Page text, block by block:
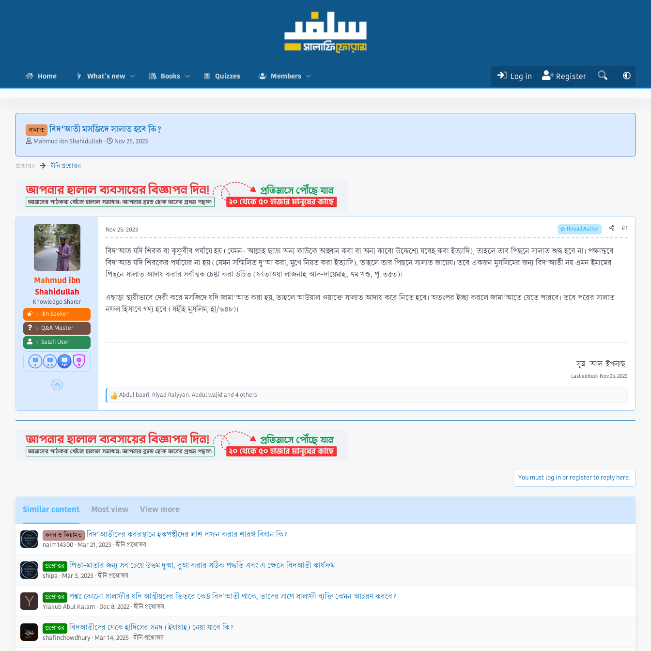
Home What's new Books Quizzes Members Log in Register
সালাত বিদ‘আতী মসজিদে সালাত হবে কি?
T
r
e
d
s
t
a
r
t
e
r
Mahmud ibn Shahidullah
S
a
d
a
t
e
Nov 25, 2023
প্রশ্নোত্তর দ্বীনি প্রশ্নোত্তর
Mahmud ibn
Shahidullah
Knowledge Sharer
ilm Seeker
Q&A Master
Salafi User
Nov 25, 2023 Thread Author #1
বিদ‘আত যদি শিরক বা কুফুরীর পর্যায়ে হয় (যেমন- আল্লাহ ছাড়া অন্য কাউকে আহ্বান করা বা অন্য কারো উদ্দেশ্যে যবেহ করা ইত্যাদি), তাহলে তার পিছনে সালাত শুদ্ধ হবে না। পক্ষান্তরে
বিদ‘আত যদি শিরকের পর্যায়ের না হয় (যেমন সম্মিলিত দু‘আ করা, মুখে নিয়ত করা ইত্যাদি), তাহলে তার পিছনে সালাত জায়েয। তবে একজন মুসলিমের জন্য বিদ‘আতী নয় এমন ইমামের
পিছনে সালাত আদায় করার সর্বাত্মক চেষ্টা করা উচিত (ফাতাওয়া লাজনাহ আদ-দায়েমাহ, ৭ম খণ্ড, পৃ. ৩৫৩)।
এছাড়া স্থায়ীভাবে দেরী করে মসজিদে যদি জামা‘আত করা হয়, তাহলে আউয়াল ওয়াক্তে সালাত আদায় করে নিতে হবে। অতঃপর ইচ্ছা করলে জামা‘আতে যেতে পারবে। তবে পরের সালাত
নফল হিসাবে গণ্য হবে (সহীহ মুসলিম, হা/৬৪৮)।
সূত্র: আল-ইখলাছ।​
Last edited: Nov 25, 2023
R
t
i
o
Abdul baari, Riyad Raiyyan, Abdul wajid and 4 others
You must log in or register to reply here.
Similar content Most view View more
কবর ও কিয়ামত বিদ‘আতীদের কবরস্থানে হকপন্থীদের লাশ দাফন করার শারঈ বিধান কি?
naim14300 Mar 21, 2023 দ্বীনি প্রশ্নোত্তর
প্রশ্নোত্তর পিতা-মাতার জন্য সব চেয়ে উত্তম দুআ, দুআ করার সঠিক পদ্ধতি এবং এ ক্ষেত্রে বিদআতী কার্যক্রম
shipa Mar 3, 2023 দ্বীনি প্রশ্নোত্তর
Y প্রশ্নোত্তর প্রশ্নঃ কোনো সালাফীর যদি আত্মীয়দের ভিতরে কেউ বিদ'আতী থাকে, তাদের সাথে সালাফী ব্যক্তি কেমন আচরণ করবে?
Yiakub Abul Kalam Dec 8, 2022 দ্বীনি প্রশ্নোত্তর
প্রশ্নোত্তর বিদআতীদের থেকে হাদিসের সনদ (ইযাযাহ) নেয়া যাবে কি?
shafinchowdhury Mar 14, 2025 দ্বীনি প্রশ্নোত্তর